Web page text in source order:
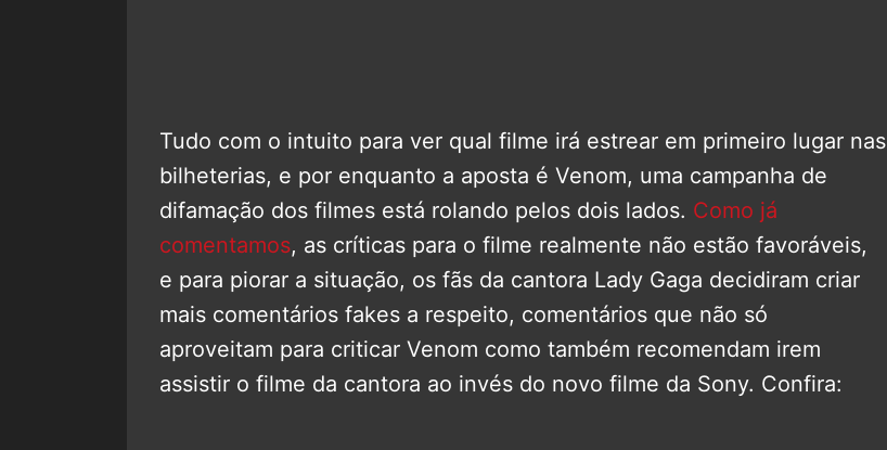
Tudo com o intuito para ver qual filme irá estrear em primeiro lugar nas
bilheterias, e por enquanto a aposta é Venom, uma campanha de
difamação dos filmes está rolando pelos dois lados. Como já
comentamos, as críticas para o filme realmente não estão favoráveis,
e para piorar a situação, os fãs da cantora Lady Gaga decidiram criar
mais comentários fakes a respeito, comentários que não só
aproveitam para criticar Venom como também recomendam irem
assistir o filme da cantora ao invés do novo filme da Sony. Confira: